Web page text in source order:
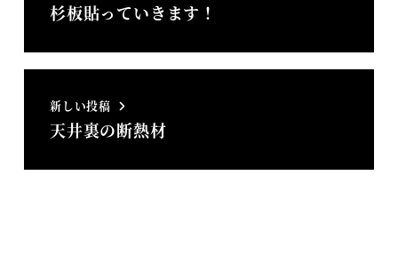
杉板貼っていきます！
新しい投稿
天井裏の断熱材